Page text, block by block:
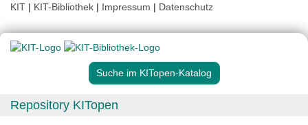
KIT | KIT-Bibliothek | Impressum | Datenschutz
Suche im KITopen-Katalog
Repository KITopen